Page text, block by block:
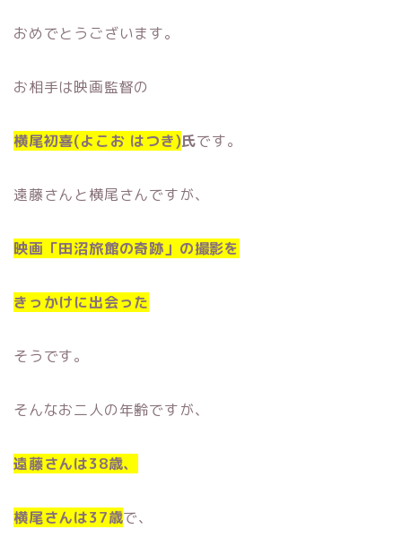
おめでとうございます。
お相手は映画監督の
横尾初喜(よこお はつき)氏です。
遠藤さんと横尾さんですが、
映画「田沼旅館の奇跡」の撮影を
きっかけに出会った
そうです。
そんなお二人の年齢ですが、
遠藤さんは38歳、
横尾さんは37歳で、